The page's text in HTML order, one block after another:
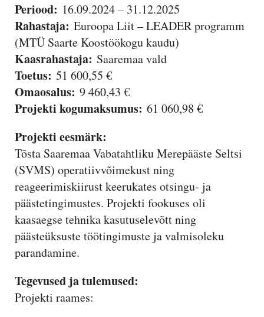
Periood: 16.09.2024 – 31.12.2025
Rahastaja: Euroopa Liit – LEADER programm
(MTÜ Saarte Koostöökogu kaudu)
Kaasrahastaja: Saaremaa vald
Toetus: 51 600,55 €
Omaosalus: 9 460,43 €
Projekti kogumaksumus: 61 060,98 €
Projekti eesmärk:
Tõsta Saaremaa Vabatahtliku Merepääste Seltsi
(SVMS) operatiivvõimekust ning
reageerimiskiirust keerukates otsingu- ja
päästetingimustes. Projekti fookuses oli
kaasaegse tehnika kasutuselevõtt ning
päästeüksuste töötingimuste ja valmisoleku
parandamine.
Tegevused ja tulemused:
Projekti raames: